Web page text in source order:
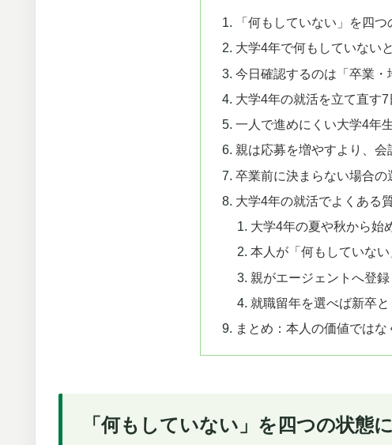
「何もしていない」を四
大学4年で何もしていない
今日確認するのは「卒業・
大学4年の就活を立て直す7
一人で進めにくい大学4年
親は応募を増やすより、会
卒業前に決まらない場合の
大学4年の就活でよくある
大学4年の夏や秋から始
本人が「何もしていな
親がエージェントへ登
就職留年を選べば新卒
まとめ：本人の価値では
「何もしていない」を四つの状態